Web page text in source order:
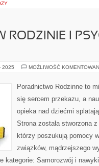
RODZINIE I
2025 MOŻLIWOŚĆ
Poradnictwo Rodzinne to
się sercem przekazu, a
opieka nad dziećmi
Strona została stworzona
którzy poszukują pomocy
związków, mądrzejszego
kategorie: Samorozwój i